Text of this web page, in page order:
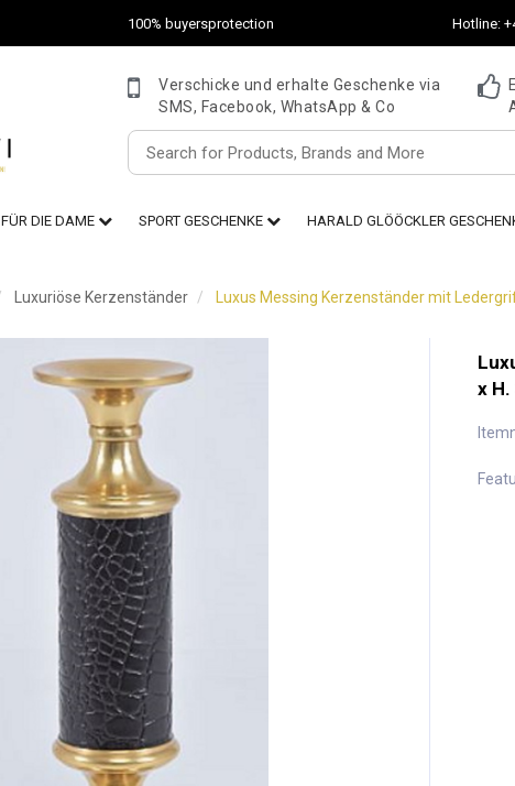
100% buyersprotection Hotline:
Verschicke und erhalte Geschenke via
SMS, Facebook, WhatsApp & Co
FÜR DIE DAME SPORT GESCHENKE HARALD GLÖÖCKLER
Luxuriöse Kerzenständer Luxus Messing Kerzenständer mit
x